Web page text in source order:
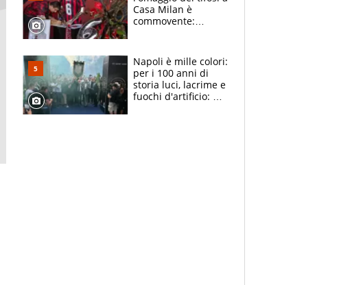
Casa Milan è
commovente:
bigliettini
Napoli è mille colori:
per i 100 anni di
storia luci, lacrime e
fuochi d'artificio: De